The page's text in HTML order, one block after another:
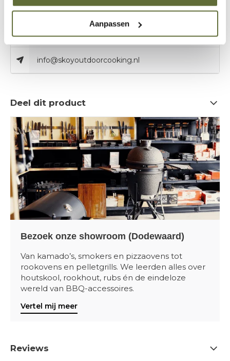
Aanpassen
Klantenservice: openingstijden
06 – 51 89 84 56
info@skoyoutdoorcooking.nl
Deel dit product
Bezoek onze showroom (Dodewaard)
Van kamado’s, smokers en pizzaovens tot
rookovens en pelletgrills. We leerden alles over
houtskool, rookhout, rubs én de eindeloze
wereld van BBQ-accessoires.
Vertel mij meer
Reviews